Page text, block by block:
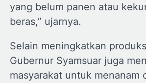
yang belum panen atau
beras,” ujarnya.
Selain meningkatkan
Gubernur Syamsuar juga
masyarakat untuk menanam